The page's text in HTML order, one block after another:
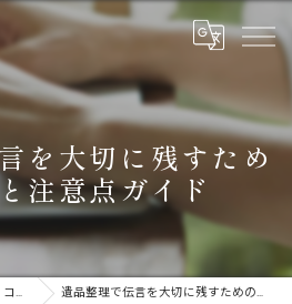
を大切に残すため
注意点ガイド
コラム 遺品整理で伝言を大切に残すための心構えと注意点ガイド